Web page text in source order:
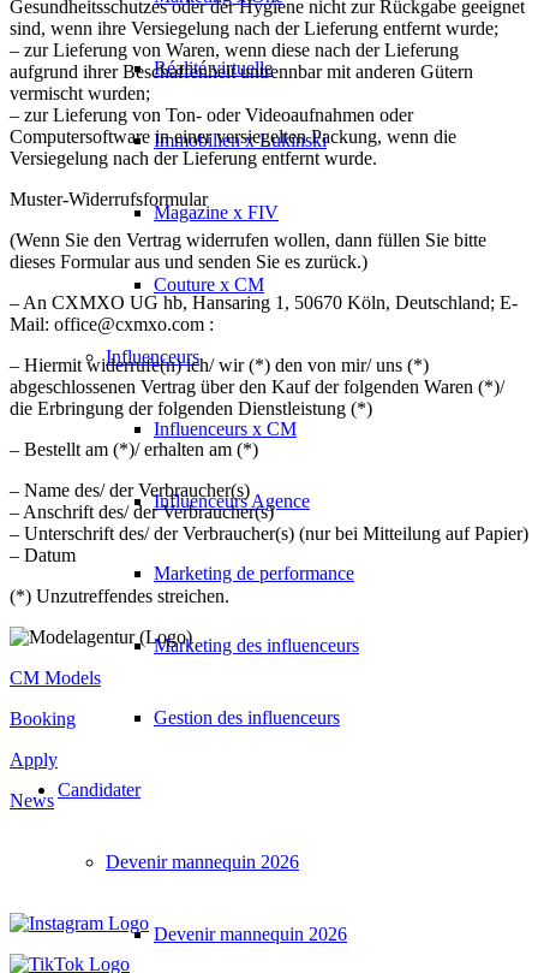
Réalité virtuelle
Immobilien x Lukinski
Magazine x FIV
Couture x CM
Influenceurs
Influenceurs x CM
Influenceurs Agence
Marketing de performance
Marketing des influenceurs
Gestion des influenceurs
Candidater
Devenir mannequin 2026
Devenir mannequin 2026
Gesundheitsschutzes oder der Hygiene nicht zur Rückgabe geeignet
sind, wenn ihre Versiegelung nach der Lieferung entfernt wurde;
– zur Lieferung von Waren, wenn diese nach der Lieferung
aufgrund ihrer Beschaffenheit untrennbar mit anderen Gütern
vermischt wurden;
– zur Lieferung von Ton- oder Videoaufnahmen oder
Computersoftware in einer versiegelten Packung, wenn die
Versiegelung nach der Lieferung entfernt wurde.
Muster-Widerrufsformular
(Wenn Sie den Vertrag widerrufen wollen, dann füllen Sie bitte
dieses Formular aus und senden Sie es zurück.)
– An CXMXO UG hb, Hansaring 1, 50670 Köln, Deutschland; E-
Mail: office@cxmxo.com :
– Hiermit widerrufe(n) ich/ wir (*) den von mir/ uns (*)
abgeschlossenen Vertrag über den Kauf der folgenden Waren (*)/
die Erbringung der folgenden Dienstleistung (*)
– Bestellt am (*)/ erhalten am (*)
– Name des/ der Verbraucher(s)
– Anschrift des/ der Verbraucher(s)
– Unterschrift des/ der Verbraucher(s) (nur bei Mitteilung auf Papier)
– Datum
(*) Unzutreffendes streichen.
CM Models
Booking
Apply
News